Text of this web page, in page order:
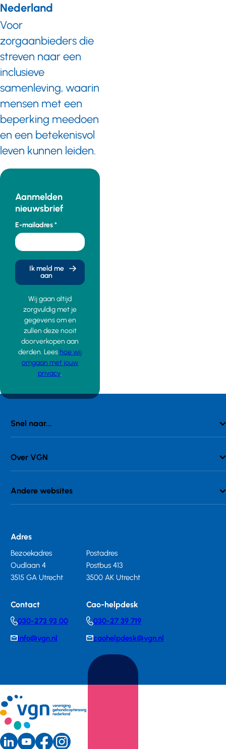
Nederland
Voor
zorgaanbieders die
streven naar een
inclusieve
samenleving, waarin
mensen met een
beperking meedoen
en een betekenisvol
leven kunnen leiden.
Aanmelden
nieuwsbrief
E-mailadres
Ik meld me
aan
Wij gaan altijd
zorgvuldig met je
gegevens om en
zullen deze nooit
doorverkopen aan
derden. Lees hoe wij
omgaan met jouw
privacy.
Snel naar...
Over VGN
Andere websites
Adres
Bezoekadres
Oudlaan 4
3515 GA Utrecht
Postadres
Postbus 413
3500 AK Utrecht
Contact
Telephonenumber
030-273 93 00
E-info@vgn.nl
Cao-helpdesk
Telephonenumber
030-27 39 719
E-
mail
caohelpdesk@vgn.nl
LinkedInYoutube Instagram